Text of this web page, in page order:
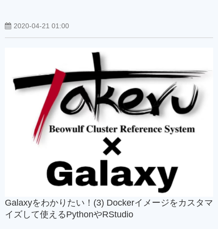
2020-04-21 01:00
Galaxyをわかりたい！(3) Dockerイメージをカスタマ
イズして使えるPythonやRStudio